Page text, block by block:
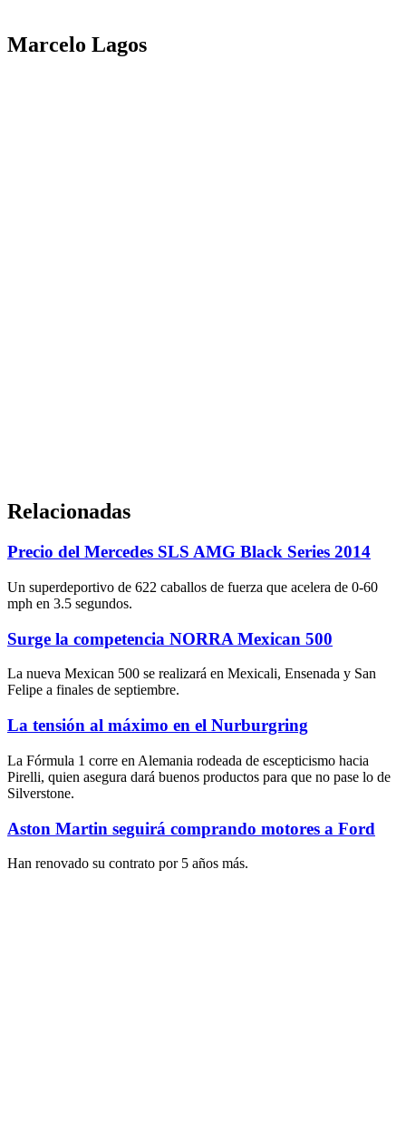
Marcelo Lagos
Relacionadas
Precio del Mercedes SLS AMG Black Series 2014
Un superdeportivo de 622 caballos de fuerza que acelera de 0-60
mph en 3.5 segundos.
Surge la competencia NORRA Mexican 500
La nueva Mexican 500 se realizará en Mexicali, Ensenada y San
Felipe a finales de septiembre.
La tensión al máximo en el Nurburgring
La Fórmula 1 corre en Alemania rodeada de escepticismo hacia
Pirelli, quien asegura dará buenos productos para que no pase lo de
Silverstone.
Aston Martin seguirá comprando motores a Ford
Han renovado su contrato por 5 años más.